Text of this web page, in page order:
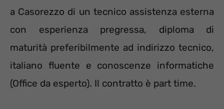
a Casorezzo di un tecnico assistenza esterna
con esperienza pregressa, diploma di
maturità preferibilmente ad indirizzo tecnico,
italiano fluente e conoscenze informatiche
(Office da esperto). Il contratto è part time.